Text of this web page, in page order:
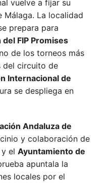
vuelve a fijar su
Málaga. La localidad
prepara para
FIP Promises
de los torneos más
del circuito de
Internacional de
se despliega en
Andaluza de
y colaboración de
y el Ayuntamiento de
apuntala la
locales por el